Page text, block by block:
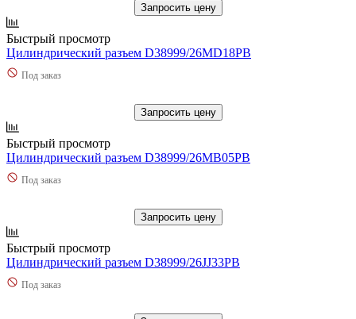
Запросить цену
Быстрый просмотр
Цилиндрический разъем D38999/26MD18PB
Под заказ
Запросить цену
Быстрый просмотр
Цилиндрический разъем D38999/26MB05PB
Под заказ
Запросить цену
Быстрый просмотр
Цилиндрический разъем D38999/26JJ33PB
Под заказ